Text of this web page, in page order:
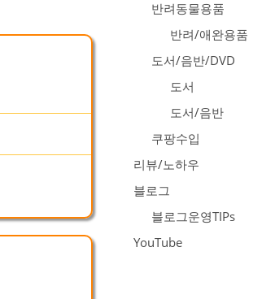
반려동물용품
반려/애완용품
도서/음반/DVD
도서
도서/음반
쿠팡수입
리뷰/노하우
블로그
블로그운영TIPs
YouTube